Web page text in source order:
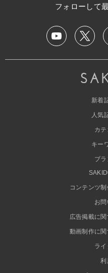
フォローして
新着
人気
カ
キー
ブ
コンテンツ
お
広告掲載に
動画制作に
ラ
利